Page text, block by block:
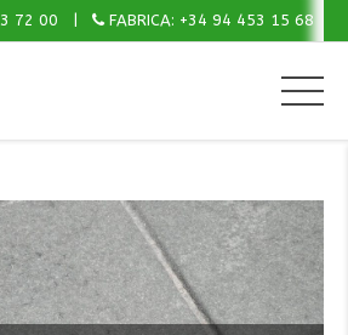
72 00 FABRICA: +34 94 453 15 68